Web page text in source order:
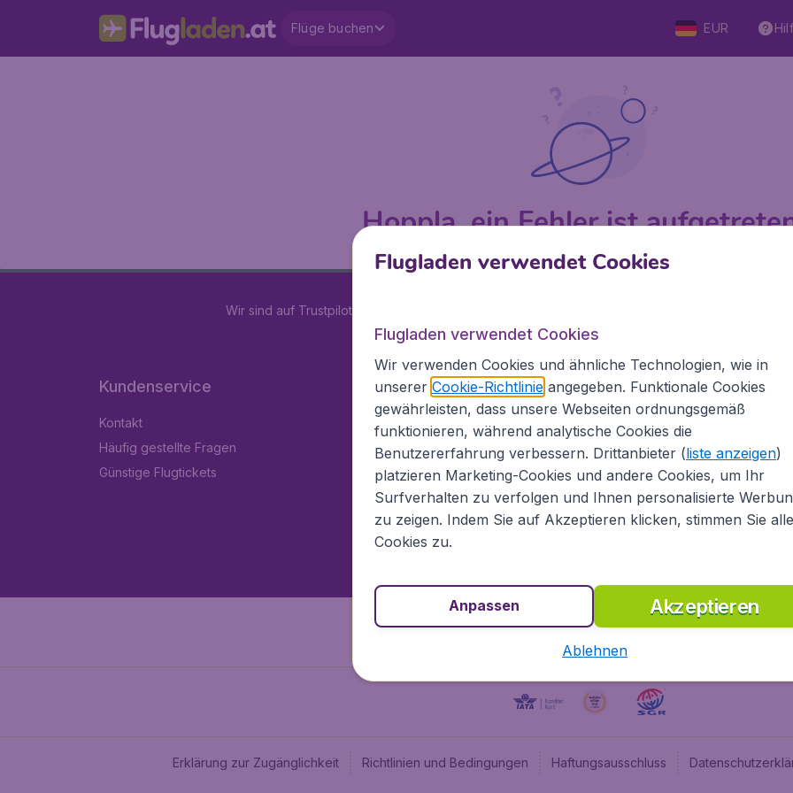
Flüge buchen EUR
Hoppla, ein Fehler ist
Wir sind auf Trustpilot mit
Kundenservice
Kontakt
Häufig gestellte Fragen
Günstige Flugtickets
Flugladen.at
Über Flugladen.at
Rechtliche Informationen
Impressum
Partnerprogramm
Stellenangebote
Erklärung zur Zugänglichkeit Richtlinien und Bedingungen Haftungsausschluss
Flugladen verwendet Cookies
Flugladen verwendet Cookies
Wir verwenden Cookies und ähnliche Technologien, wie in
unserer Cookie-Richtlinieangegeben. Funktionale Cookies
gewährleisten, dass unsere Webseiten ordnungsgemäß
funktionieren, während analytische Cookies die
Benutzererfahrung verbessern. Drittanbieter (liste anzeigen)
platzieren Marketing-Cookies und andere Cookies, um Ihr
Surfverhalten zu verfolgen und Ihnen personalisierte
zu zeigen. Indem Sie auf Akzeptieren klicken, stimmen Sie
Cookies zu.
Akzeptieren
Anpassen
Ablehnen